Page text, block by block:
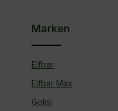
Marken
Elfbar
Elfbar Max
Golisi